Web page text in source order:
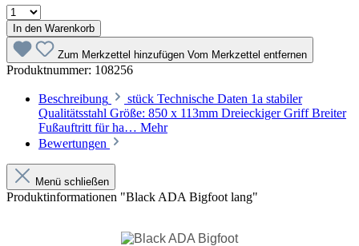
In den Warenkorb
Zum Merkzettel hinzufügen Vom Merkzettel entfernen
Produktnummer: 108256
Beschreibung
stück Technische Daten 1a stabiler
Qualitätsstahl Größe: 850 x 113mm Dreieckiger Griff Breiter
Fußauftritt für ha… Mehr
Bewertungen
Menü schließen
Produktinformationen "Black ADA Bigfoot lang"